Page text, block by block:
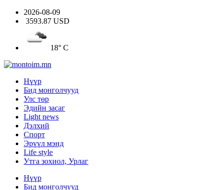
2026-08-09
3593.87 USD
18° C
Нүүр
Бид монголчууд
Улс төр
Эдийн засаг
Light news
Дэлхий
Спорт
Эрүүл мэнд
Life style
Утга зохиол, Урлаг
Нүүр
Бид монголчууд